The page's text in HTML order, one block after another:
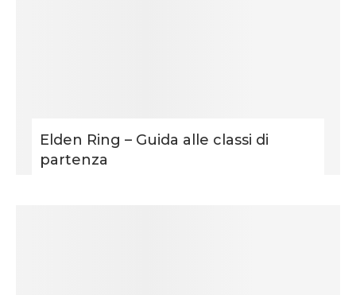
Elden Ring – Guida alle classi di
partenza